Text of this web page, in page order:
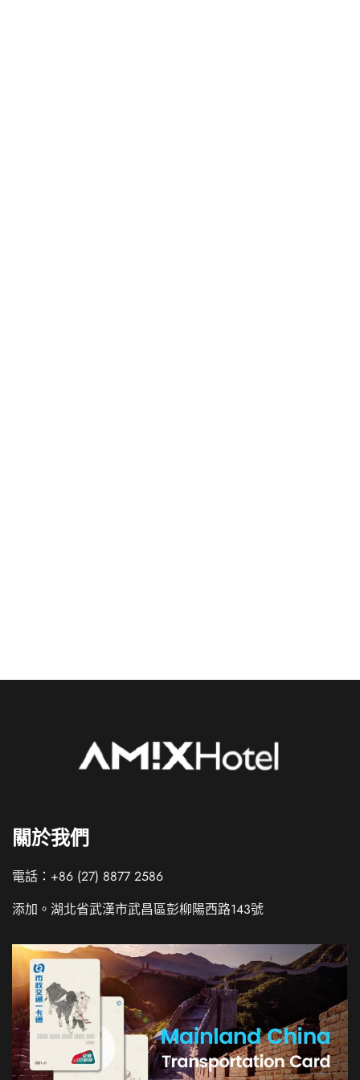
關於我們
電話：+86 (27) 8877 2586
添加。湖北省武漢市武昌區彭柳陽西路143號
Russian